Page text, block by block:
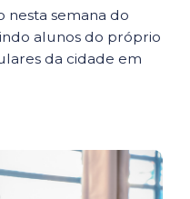
nesta semana do
alunos do próprio
da cidade em